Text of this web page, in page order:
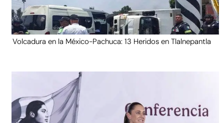
Volcadura en la México-Pachuca: 13 Heridos en Tlalnepantla